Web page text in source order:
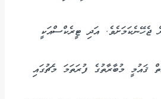
އަދި ޓީރެކްސްއަކީ
ޤައުމީ މުބާރާތުގެ ފުރަތަމަ މެޗުގައި